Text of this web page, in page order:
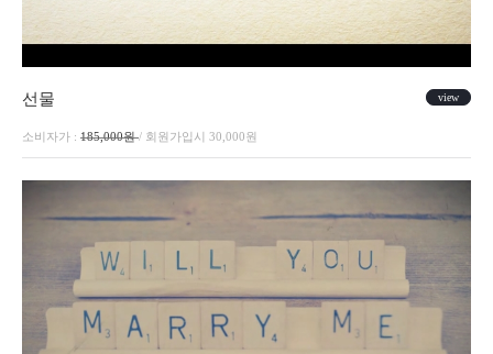
view
선물
소비자가 : 185,000원/ 회원가입시 30,000원